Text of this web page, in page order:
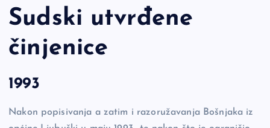
Sudski utvrđene
činjenice
1993
Nakon popisivanja a zatim i razoružavanja Bošnjaka iz